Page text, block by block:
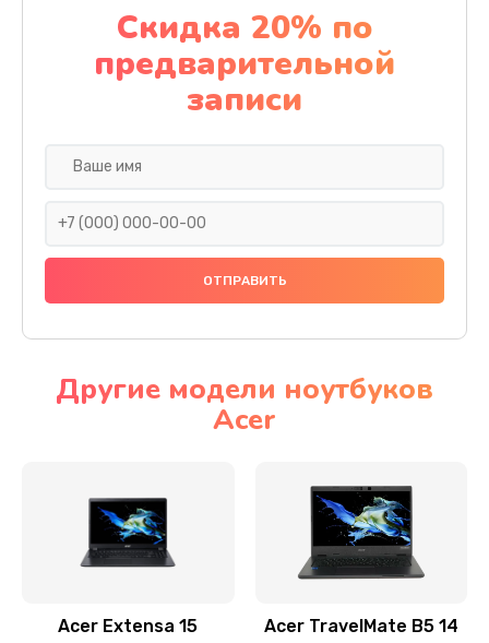
Чистка от пыли
1060 руб.
Заказать
Ремонт подсветки
Настройка BIOS
Замена видеочипа
Заказать
Скидка 20% по
предварительной
записи
Другие модели ноутбуков
Acer
Acer Extensa 15 Acer TravelMate B5 14